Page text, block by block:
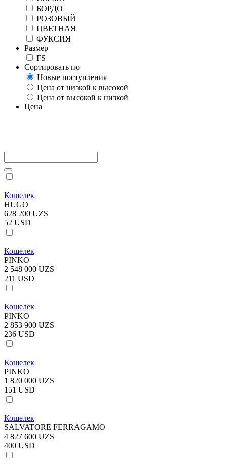
БОРДО
РОЗОВЫЙ
ЦВЕТНАЯ
ФУКСИЯ
Размер
FS
Сортировать по
Новые поступления
Цена от низкой к высокой
Цена от высокой к низкой
Цена
Кошелек
HUGO
628 200 UZS
52 USD
Кошелек
PINKO
2 548 000 UZS
211 USD
Кошелек
PINKO
2 853 900 UZS
236 USD
Кошелек
PINKO
1 820 000 UZS
151 USD
Кошелек
SALVATORE FERRAGAMO
4 827 600 UZS
400 USD